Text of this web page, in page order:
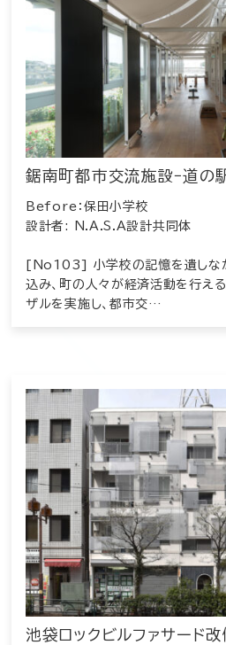
鋸南町都市交流施設ｰ道の
Before：保田小学校
設計者: N.A.S.A設計共同体
[No103] 小学校の記憶を遺しな
込み、町の人々が経済活動を行え
ザルを実施し、都市交…
池袋ロックビルファサード